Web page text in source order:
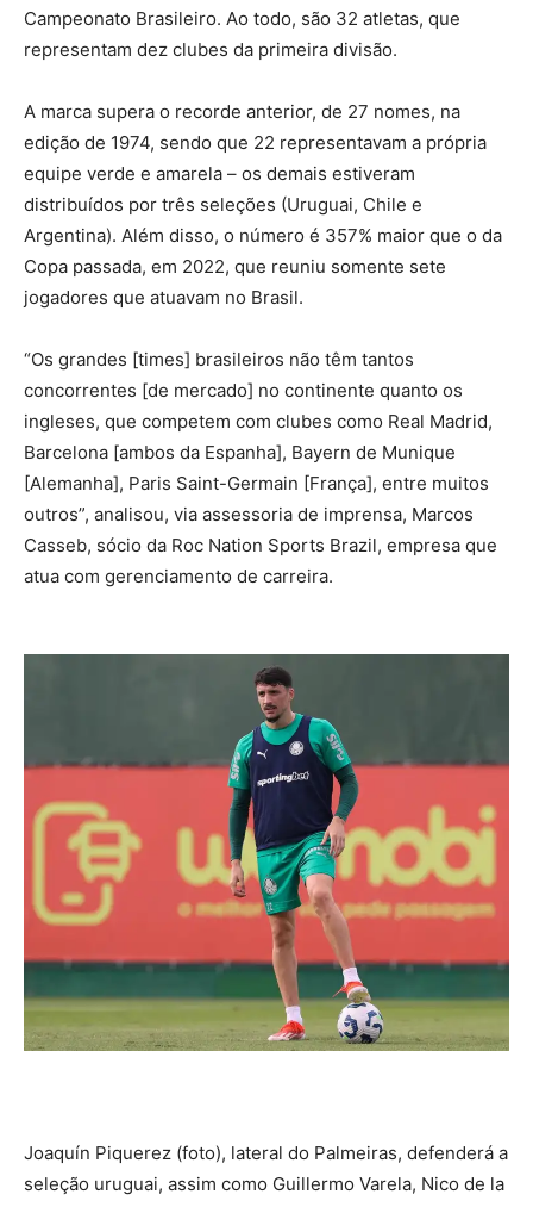
Campeonato Brasileiro. Ao todo, são 32 atletas, que
representam dez clubes da primeira divisão.
A marca supera o recorde anterior, de 27 nomes, na
edição de 1974, sendo que 22 representavam a própria
equipe verde e amarela – os demais estiveram
distribuídos por três seleções (Uruguai, Chile e
Argentina). Além disso, o número é 357% maior que o da
Copa passada, em 2022, que reuniu somente sete
jogadores que atuavam no Brasil.
“Os grandes [times] brasileiros não têm tantos
concorrentes [de mercado] no continente quanto os
ingleses, que competem com clubes como Real Madrid,
Barcelona [ambos da Espanha], Bayern de Munique
[Alemanha], Paris Saint-Germain [França], entre muitos
outros”, analisou, via assessoria de imprensa, Marcos
Casseb, sócio da Roc Nation Sports Brazil, empresa que
atua com gerenciamento de carreira.
Joaquín Piquerez (foto), lateral do Palmeiras, defenderá a
seleção uruguai, assim como Guillermo Varela, Nico de la